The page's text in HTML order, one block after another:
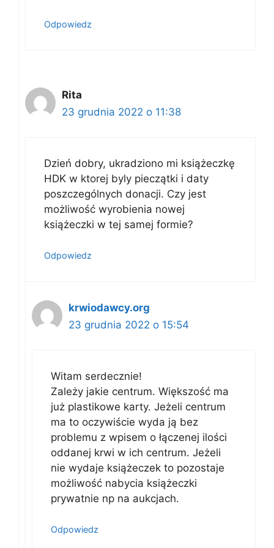
Odpowiedz
Rita
23 grudnia 2022 o 11:38
Dzień dobry, ukradziono mi książeczkę
HDK w ktorej byly pieczątki i daty
poszczególnych donacji. Czy jest
możliwość wyrobienia nowej
książeczki w tej samej formie?
Odpowiedz
krwiodawcy.org
23 grudnia 2022 o 15:54
Witam serdecznie!
Zależy jakie centrum. Większość ma
już plastikowe karty. Jeżeli centrum
ma to oczywiście wyda ją bez
problemu z wpisem o łączenej ilości
oddanej krwi w ich centrum. Jeżeli
nie wydaje książeczek to pozostaje
możliwość nabycia książeczki
prywatnie np na aukcjach.
Odpowiedz